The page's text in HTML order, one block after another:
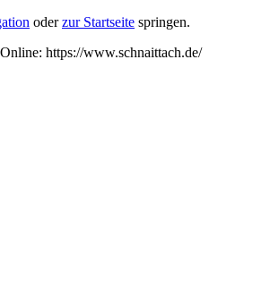
oderzur Startseite springen.
https://www.schnaittach.de/